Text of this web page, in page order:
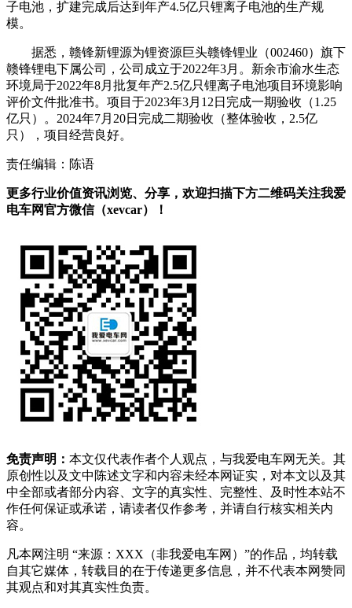
子电池，扩建完成后达到年产4.5亿只锂离子电池的生产规
模。
据悉，赣锋新锂源为锂资源巨头赣锋锂业（002460）旗下
赣锋锂电下属公司，公司成立于2022年3月。新余市渝水生态
环境局于2022年8月批复年产2.5亿只锂离子电池项目环境影响
评价文件批准书。项目于2023年3月12日完成一期验收（1.25
亿只）。2024年7月20日完成二期验收（整体验收，2.5亿
只），项目经营良好。
责任编辑：陈语
更多行业价值资讯浏览、分享，欢迎扫描下方二维码关注我爱
电车网官方微信（xevcar）！
免责声明： 本文仅代表作者个人观点，与我爱电车网无关。其
原创性以及文中陈述文字和内容未经本网证实，对本文以及其
中全部或者部分内容、文字的真实性、完整性、及时性本站不
作任何保证或承诺，请读者仅作参考，并请自行核实相关内
容。
凡本网注明 “来源：XXX（非我爱电车网）”的作品，均转载
自其它媒体，转载目的在于传递更多信息，并不代表本网赞同
其观点和对其真实性负责。